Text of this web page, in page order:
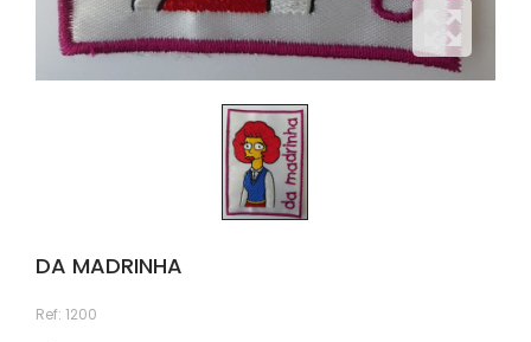
DA MADRINHA
Ref: 1200